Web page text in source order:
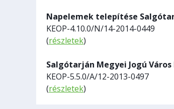
Napelemek telepítése
KEOP-4.10.0/N/14-2014-0449
(részletek)
Salgótarján Megyei Jogú
KEOP-5.5.0/A/12-2013-0497
(részletek)